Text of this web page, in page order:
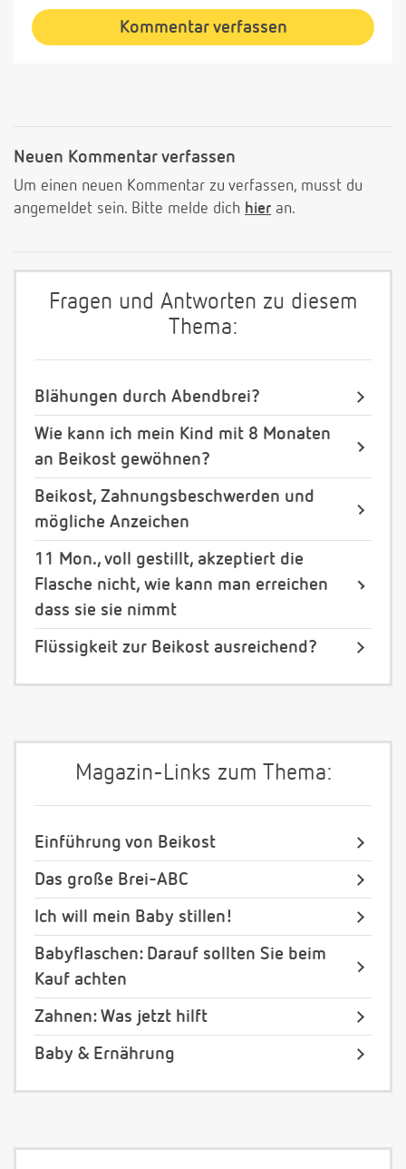
Kommentar verfassen
Neuen Kommentar verfassen
Um einen neuen Kommentar zu verfassen, musst du
angemeldet sein. Bitte melde dich hier an.
Fragen und Antworten zu diesem
Thema:
Blähungen durch Abendbrei?
Wie kann ich mein Kind mit 8 Monaten
an Beikost gewöhnen?
Beikost, Zahnungsbeschwerden und
mögliche Anzeichen
11 Mon., voll gestillt, akzeptiert die
Flasche nicht, wie kann man erreichen
dass sie sie nimmt
Flüssigkeit zur Beikost ausreichend?
Magazin-Links zum Thema:
Einführung von Beikost
Das große Brei-ABC
Ich will mein Baby stillen!
Babyflaschen: Darauf sollten Sie beim
Kauf achten
Zahnen: Was jetzt hilft
Baby & Ernährung